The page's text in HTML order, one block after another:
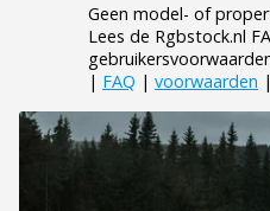
Geen model- of
Lees de Rgbstock.nl
| FAQ | voorwaarden |